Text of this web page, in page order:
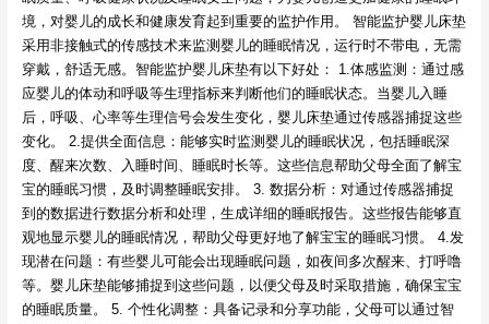
境，对婴儿的成长和健康发育起到重要的监护作用。 智能监护婴儿床垫
采用非接触式的传感技术来监测婴儿的睡眠情况，运行时不带电，无需
穿戴，舒适无感。智能监护婴儿床垫有以下好处： 1.体感监测：通过感
应婴儿的体动和呼吸等生理指标来判断他们的睡眠状态。当婴儿入睡
后，呼吸、心率等生理信号会发生变化，婴儿床垫通过传感器捕捉这些
变化。 2.提供全面信息：能够实时监测婴儿的睡眠状况，包括睡眠深
度、醒来次数、入睡时间、睡眠时长等。这些信息帮助父母全面了解宝
宝的睡眠习惯，及时调整睡眠安排。 3. 数据分析：对通过传感器捕捉
到的数据进行数据分析和处理，生成详细的睡眠报告。这些报告能够直
观地显示婴儿的睡眠情况，帮助父母更好地了解宝宝的睡眠习惯。 4.发
现潜在问题：有些婴儿可能会出现睡眠问题，如夜间多次醒来、打呼噜
等。婴儿床垫能够捕捉到这些问题，以便父母及时采取措施，确保宝宝
的睡眠质量。 5. 个性化调整：具备记录和分享功能，父母可以通过智